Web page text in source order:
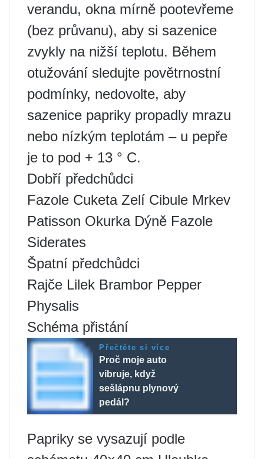
verandu, okna mírně pootevřeme
(bez průvanu), aby si sazenice
zvykly na nižší teplotu. Během
otužování sledujte povětrnostní
podmínky, nedovolte, aby
sazenice papriky propadly mrazu
nebo nízkým teplotám – u pepře
je to pod + 13 ° C.
Dobří předchůdci
Fazole Cuketa Zelí Cibule Mrkev
Patisson Okurka Dýně Fazole
Siderates
Špatní předchůdci
Rajče Lilek Brambor Pepper
Physalis
Schéma přistání
Přečtěte si více
Proč moje auto
vibruje, když
sešlápnu plynový
pedál?
Papriky se vysazují podle